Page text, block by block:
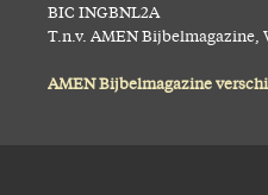
BIC INGBNL2A
T.n.v. AMEN Bijbelmagazine,
AMEN Bijbelmagazine